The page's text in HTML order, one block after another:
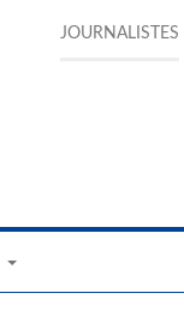
JOURNALISTES